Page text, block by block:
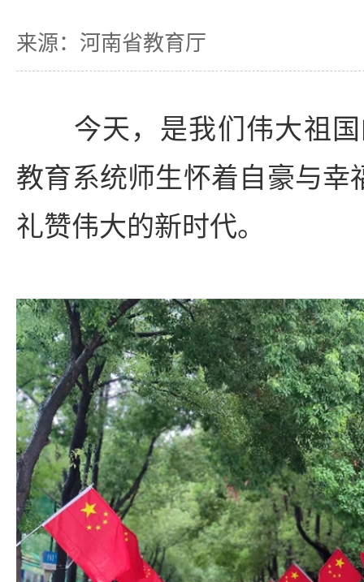
来源：河南省教育厅
今天，是我们伟大祖国
教育系统师生怀着自豪与幸
礼赞伟大的新时代。